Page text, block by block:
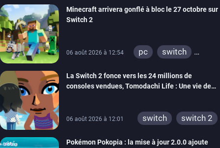
Minecraft arrivera gonflé à bloc le 27 octobre sur
Switch 2
06 août 2026 à 12:54 pc
switch
xbox one
wiiu
3ds
ps3
switch 2
La Switch 2 fonce vers les 24 millions de
consoles vendues, Tomodachi Life : Une vie de
06 août 2026 à 12:01 switch switch 2
Pokémon Pokopia : la mise à jour 2.0.0 ajoute